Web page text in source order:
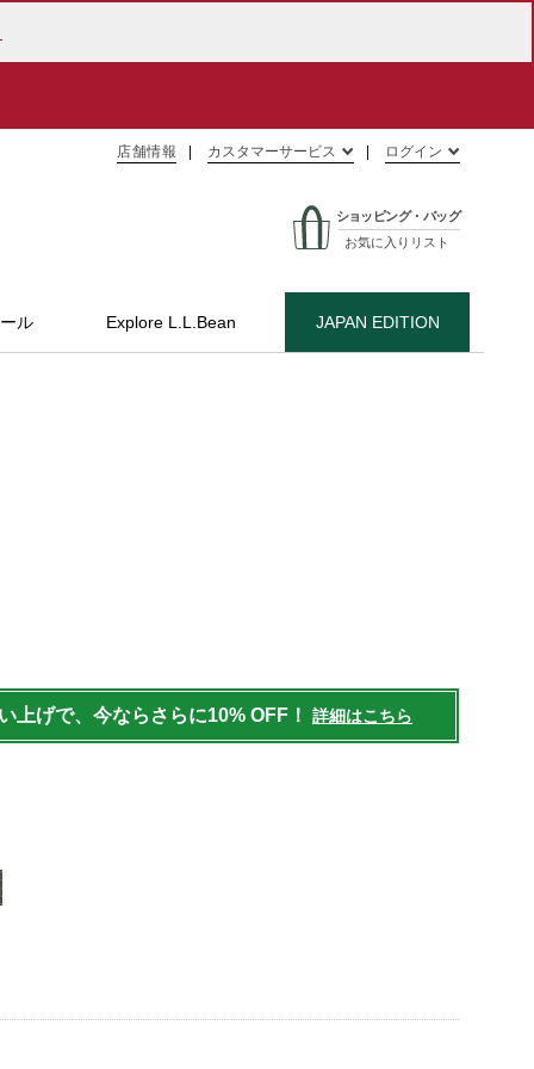
店舗情報 カスタマーサービス ログイン
ショッピング・バッグ
お気に入りリスト
ル Explore L.L.Bean JAPAN EDITION
上げで、今ならさらに10% OFF！ 詳細はこちら